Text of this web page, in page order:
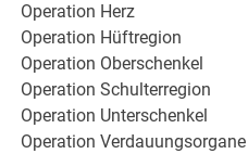
Operation Herz
Operation Hüftregion
Operation Oberschenkel
Operation Schulterregion
Operation Unterschenkel
Operation Verdauungsorgane